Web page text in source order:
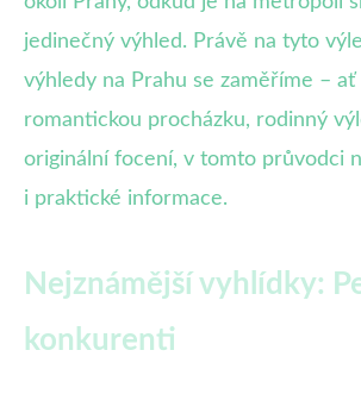
jedinečný výhled. Právě na tyto
výhledy na Prahu se zaměříme – ať
romantickou procházku, rodinný
originální focení, v tomto průvodci
i praktické informace.
Nejznámější vyhlídky:
konkurenti